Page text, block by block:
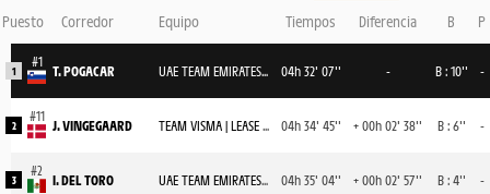
Puesto Corredor Equipo Tiempos Diferencia B P
1 T. POGACAR UAE TEAM EMIRATES XRG 04h 32' 07'' - B : 10'' -
2 J. VINGEGAARD TEAM VISMA | LEASE A BIKE 04h 34' 45'' + 00h 02' 38'' B : 6'' -
3 I. DEL TORO UAE TEAM EMIRATES XRG 04h 35' 04'' + 00h 02' 57'' B : 4'' -